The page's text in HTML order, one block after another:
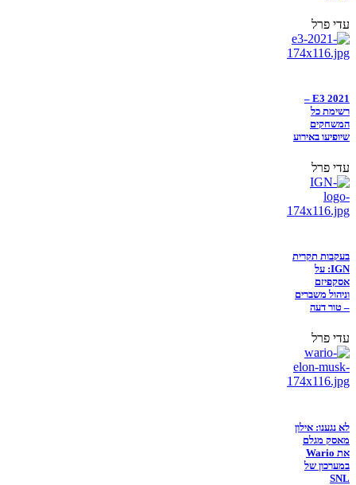
עדי פרל
E3 2021 –
רשימת כל
המשחקים
שיופיעו באירוע
עדי פרל
בעקבות תקרית
IGN: על
אסקפיזם
וניהול משברים
– טור דעה
עדי פרל
לא נגענו: אילון
מאסק מגלם
את Wario
במערכון של
SNL